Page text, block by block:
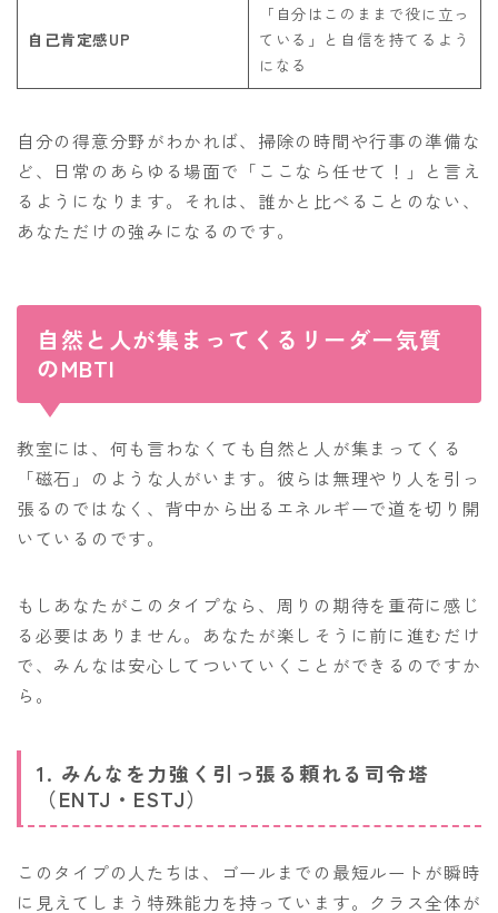
自己肯定感UP
「自分はこのままで役に立っ
ている」と自信を持てるよう
になる
自分の得意分野がわかれば、掃除の時間や行事の準備な
ど、日常のあらゆる場面で「ここなら任せて！」と言え
るようになります。それは、誰かと比べることのない、
あなただけの強みになるのです。
自然と人が集まってくるリーダー気質
のMBTI
教室には、何も言わなくても自然と人が集まってくる
「磁石」のような人がいます。彼らは無理やり人を引っ
張るのではなく、背中から出るエネルギーで道を切り開
いているのです。
もしあなたがこのタイプなら、周りの期待を重荷に感じ
る必要はありません。あなたが楽しそうに前に進むだけ
で、みんなは安心してついていくことができるのですか
ら。
1. みんなを力強く引っ張る頼れる司令塔
（ENTJ・ESTJ）
このタイプの人たちは、ゴールまでの最短ルートが瞬時
に見えてしまう特殊能力を持っています。クラス全体が